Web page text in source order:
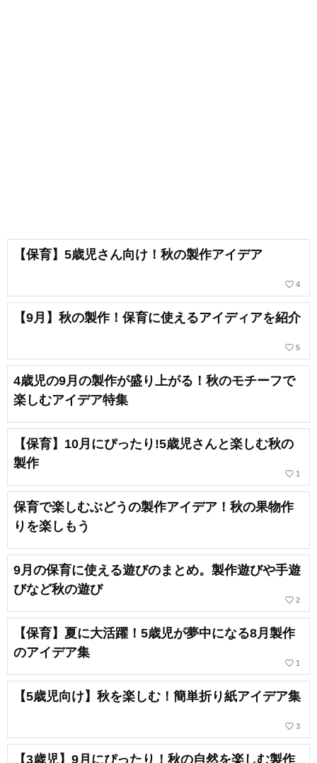
【保育】5歳児さん向け！秋の製作アイデア
favorite_border 4
【9月】秋の製作！保育に使えるアイディアを紹介
favorite_border 5
4歳児の9月の製作が盛り上がる！秋のモチーフで
楽しむアイデア特集
【保育】10月にぴったり!5歳児さんと楽しむ秋の
製作
favorite_border 1
保育で楽しむぶどうの製作アイデア！秋の果物作
りを楽しもう
9月の保育に使える遊びのまとめ。製作遊びや手遊
びなど秋の遊び
favorite_border 2
【保育】夏に大活躍！5歳児が夢中になる8月製作
のアイデア集
favorite_border 1
【5歳児向け】秋を楽しむ！簡単折り紙アイデア集
favorite_border 3
【3歳児】9月にぴったり！秋の自然を楽しむ製作